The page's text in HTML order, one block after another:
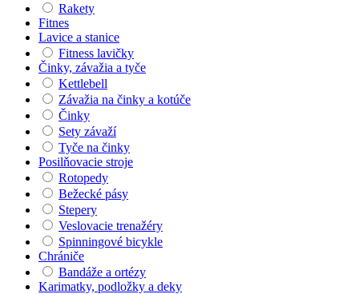
Rakety
Fitnes
Lavice a stanice
Fitness lavičky
Činky, závažia a tyče
Kettlebell
Závažia na činky a kotúče
Činky
Sety závaží
Tyče na činky
Posilňovacie stroje
Rotopedy
Bežecké pásy
Stepery
Veslovacie trenažéry
Spinningové bicykle
Chrániče
Bandáže a ortézy
Karimatky, podložky a deky